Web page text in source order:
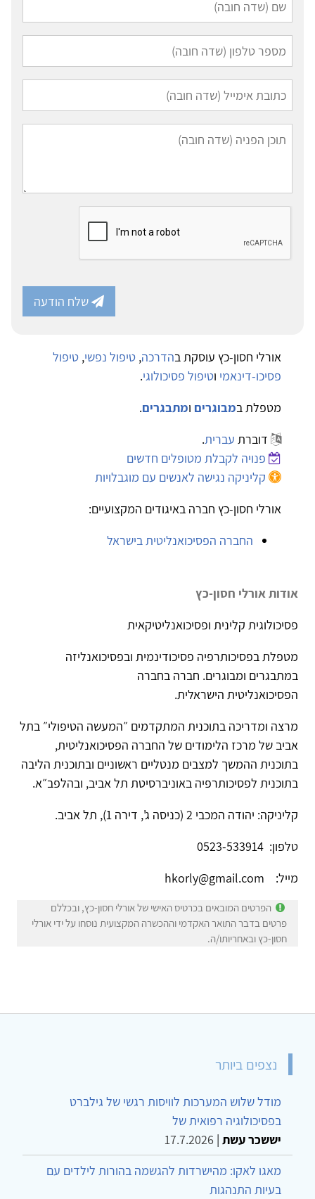
שלח הודעה
אורלי חסון-כץ עוסקת בהדרכה, טיפול נפשי, טיפול
פסיכו-דינאמי וטיפול פסיכולוגי.
מטפלת במבוגרים ומתבגרים.
דוברת עברית.
פנויה לקבלת מטופלים חדשים
קליניקה נגישה לאנשים עם מוגבלויות
אורלי חסון-כץ חברה באיגודים המקצועיים:
החברה הפסיכואנליטית בישראל
אודות אורלי חסון-כץ
פסיכולוגית קלינית ופסיכואנליטיקאית
מטפלת בפסיכותרפיה פסיכודינמית ובפסיכואנליזה
במתבגרים ומבוגרים. חברה בחברה
הפסיכואנליטית הישראלית.
מרצה ומדריכה בתוכנית המתקדמים ״המעשה הטיפולי״ בתל
אביב של מרכז הלימודים של החברה הפסיכואנליטית,
בתוכנית ההמשך למצבים מנטליים ראשוניים ובתוכנית הליבה
בתוכנית לפסיכותרפיה באוניברסיטת תל אביב, ובהלפב״א.
קליניקה: יהודה המכבי 2 (כניסה ג', דירה 1), תל אביב.
טלפון: 0523-533914
מייל: hkorly@gmail.com
הפרטים המובאים בכרטיס האישי של אורלי חסון-כץ, ובכללם
פרטים בדבר התואר האקדמי וההכשרה המקצועית נוסחו על ידי אורלי
חסון-כץ ובאחריותו/ה.
נצפים ביותר
מודל שלוש המערכות לוויסות רגשי של גילברט
בפסיכולוגיה רפואית של
יששכר עשת |
17.7.2026
מאגו לאקו: מהישרדות להגשמה בהורות לילדים עם
בעיות התנהגות